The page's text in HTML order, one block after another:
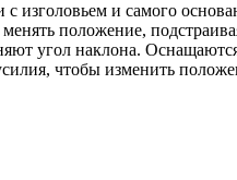
изголовьем и самого
положение,
угол наклона.
чтобы изменить